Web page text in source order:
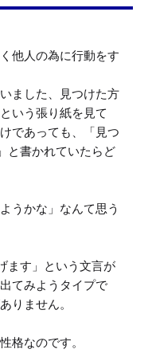
他人の為に行動をす
ました、見つけた方
いう張り紙を見て
であっても、「見つ
と書かれていたらど
うかな」なんて思う
ます」という文言が
てみようタイプで
りません。
格なのです。